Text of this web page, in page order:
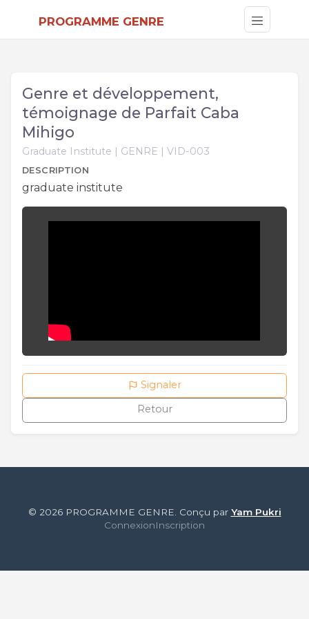
PROGRAMME GENRE
Genre et développement,
témoignage de Parfait Caba
Mihigo
Graduate Institute | GENRE | VID-003
DESCRIPTION
graduate institute
Signaler
Retour
© 2026 PROGRAMME GENRE. Conçu par Yam Pukri
ConnexionInscription